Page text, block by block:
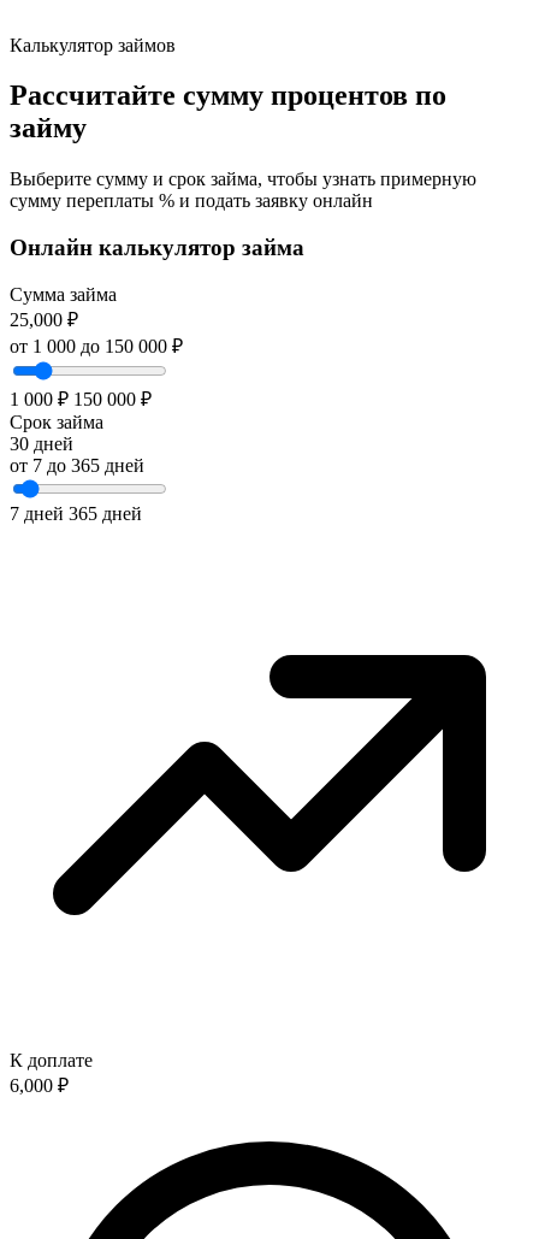
Калькулятор займов
Рассчитайте сумму процентов по
займу
Выберите сумму и срок займа, чтобы узнать примерную
сумму переплаты % и подать заявку онлайн
Онлайн калькулятор займа
Сумма займа
25,000 ₽
от 1 000 до 150 000 ₽
1 000 ₽ 150 000 ₽
Срок займа
30 дней
от 7 до 365 дней
7 дней 365 дней
К доплате
6,000 ₽